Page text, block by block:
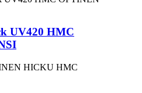
UV420 HMC